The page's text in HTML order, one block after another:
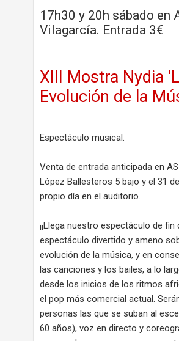
17h30 y 20h sábado en
Vilagarcía. Entrada 3€
XIII Mostra Nydia
Evolución de la
Espectáculo musical.
Venta de entrada anticipada en
López Ballesteros 5 bajo y el 31
propio día en el auditorio.
¡¡Llega nuestro espectáculo de fin
espectáculo divertido y ameno
evolución de la música, y en
las canciones y los bailes, a lo
desde los inicios de los ritmos
el pop más comercial actual.
personas las que se suban al
60 años), voz en directo y